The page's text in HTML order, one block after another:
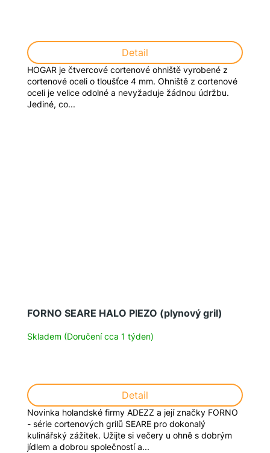
Detail
HOGAR je čtvercové cortenové ohniště vyrobené z
cortenové oceli o tloušťce 4 mm. Ohniště z cortenové
oceli je velice odolné a nevyžaduje žádnou údržbu.
Jediné, co...
FORNO SEARE HALO PIEZO (plynový gril)
Skladem (Doručení cca 1 týden)
Detail
Novinka holandské firmy ADEZZ a její značky FORNO
- série cortenových grilů SEARE pro dokonalý
kulinářský zážitek. Užijte si večery u ohně s dobrým
jídlem a dobrou společností a...